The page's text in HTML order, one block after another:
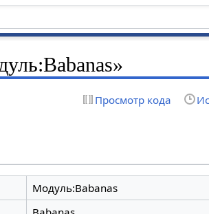
Просмотр кода
Модуль:Babanas